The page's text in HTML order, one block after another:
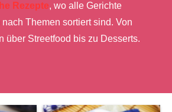
Rezepte, wo alle Gerichte
Themen sortiert sind. Von
über Streetfood bis zu Desserts.